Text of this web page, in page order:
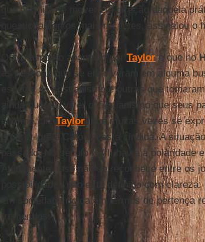
que permita se mover em direção daquela
questionamentos mais recentes, assinalou o
Outro aspecto apontado por Tayloré que no
as pessoas que se envolveram em alguma
espécie de cristianismo e outras que
ainda querem viver o cristianismo que seus
enorme, diz Taylor, que muitas vezes se
própria Igreja Católica está cindida. A
passado. No século XVIII havia a polaridade
Atualmente, isso não se reconhece entre os
possibilidades não está definido com
em sociedade rígida em termos de pertença
tremendos.